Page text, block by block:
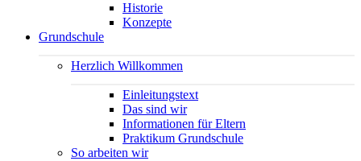
Historie
Konzepte
Grundschule
Herzlich Willkommen
Einleitungstext
Das sind wir
Informationen für Eltern
Praktikum Grundschule
So arbeiten wir